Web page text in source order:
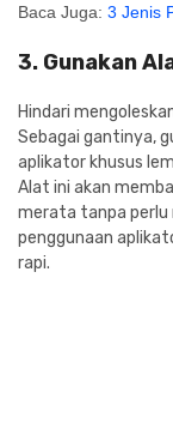
Baca Juga: 3 Jenis
3. Gunakan
Hindari
Sebagai gantinya,
aplikator khusus
Alat ini akan
merata tanpa perlu
penggunaan
rapi.